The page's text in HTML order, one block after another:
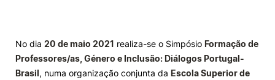
Investigação e Projetos
Alunos
No dia 20 de maio 2021 realiza-se o Simpósio Formação de
Professores/as, Género e Inclusão: Diálogos Portugal-
Brasil, numa organização conjunta da Escola Superior de